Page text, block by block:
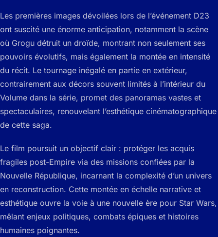
Les premières images dévoilées lors de l’événement D23
ont suscité une énorme anticipation, notamment la scène
où Grogu détruit un droïde, montrant non seulement ses
pouvoirs évolutifs, mais également la montée en intensité
du récit. Le tournage inégalé en partie en extérieur,
contrairement aux décors souvent limités à l’intérieur du
Volume dans la série, promet des panoramas vastes et
spectaculaires, renouvelant l’esthétique cinématographique
de cette saga.
Le film poursuit un objectif clair : protéger les acquis
fragiles post-Empire via des missions confiées par la
Nouvelle République, incarnant la complexité d’un univers
en reconstruction. Cette montée en échelle narrative et
esthétique ouvre la voie à une nouvelle ère pour Star Wars,
mêlant enjeux politiques, combats épiques et histoires
humaines poignantes.